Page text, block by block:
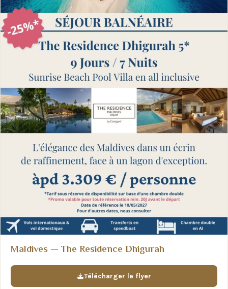
Maldives — The Residence Dhigurah
Télécharger le flyer